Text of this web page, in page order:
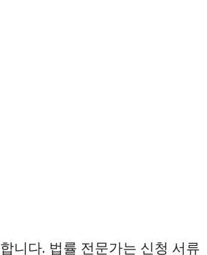
니다. 법률 전문가는 신청 서류